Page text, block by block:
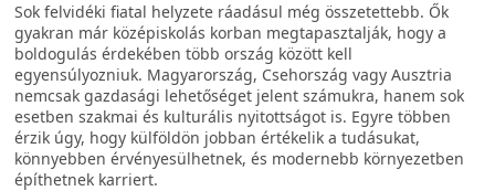
Sok felvidéki fiatal helyzete ráadásul még összetettebb. Ők
gyakran már középiskolás korban megtapasztalják, hogy a
boldogulás érdekében több ország között kell
egyensúlyozniuk. Magyarország, Csehország vagy Ausztria
nemcsak gazdasági lehetőséget jelent számukra, hanem sok
esetben szakmai és kulturális nyitottságot is. Egyre többen
érzik úgy, hogy külföldön jobban értékelik a tudásukat,
könnyebben érvényesülhetnek, és modernebb környezetben
építhetnek karriert.